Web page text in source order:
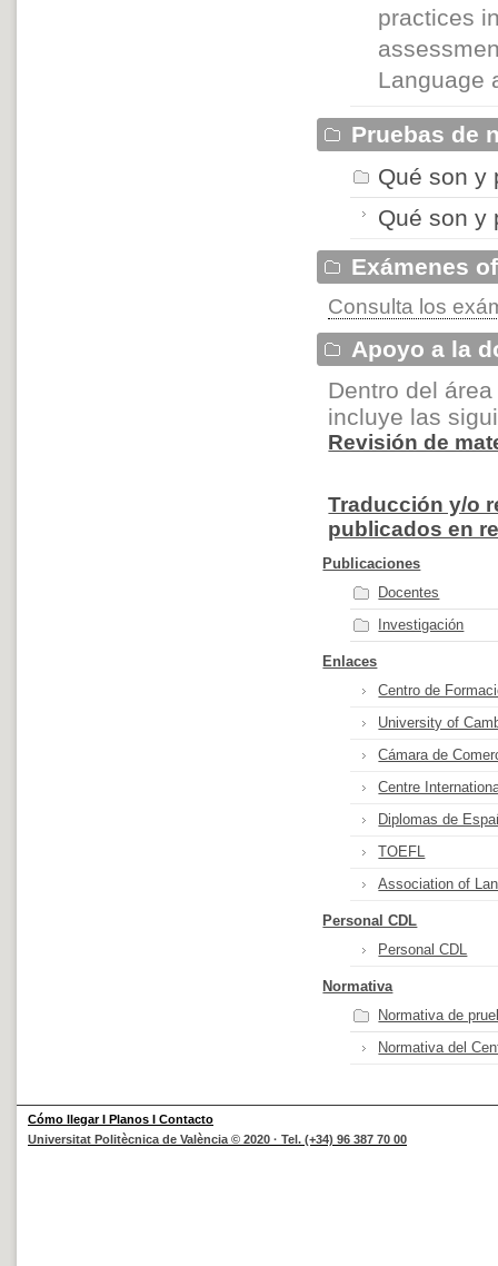
practices
Language
Pruebas de
Qué son y
Qué son y
Exámenes
Consulta los
Apoyo a la
Dentro del
incluye las
Revisión de
Traducción y/o
publicados en
Publicaciones
Docentes
Investigación
Enlaces
Centro de
University of
Cámara de
Centre
Diplomas de
TOEFL
Association of
Personal CDL
Personal CDL
Normativa
Normativa de
Normativa del
Cómo llegarI Planos I Contacto
Universitat Politècnica de València © 2020 · Tel. (+34) 96 387 70 00